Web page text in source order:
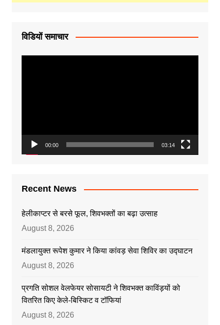
विडियों समाचार
00:00 03:14
Recent News
हेलीकाप्टर से बरसे फूल, शिवभक्तों का बढ़ा उत्साह
August 8, 2026
मंडलायुक्त रूपेश कुमार ने किया कांवड़ सेवा शिविर का उद्घाटन
August 8, 2026
प्रगति सोशल वेलफेयर सोसायटी ने शिवभक्त काविंड़यों को
वितरित किए केले-बिस्किट व टॉफियां
August 8, 2026